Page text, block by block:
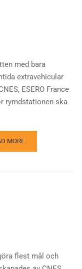
med bara
extravehicular
ESERO France
rymdstationen ska
MORE
flest mål och